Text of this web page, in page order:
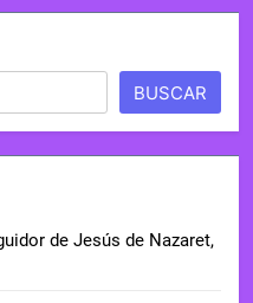
BUSCAR
de Jesús de Nazaret,